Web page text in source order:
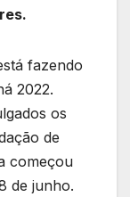
fazendo
2022.
os
de
começou
de junho.